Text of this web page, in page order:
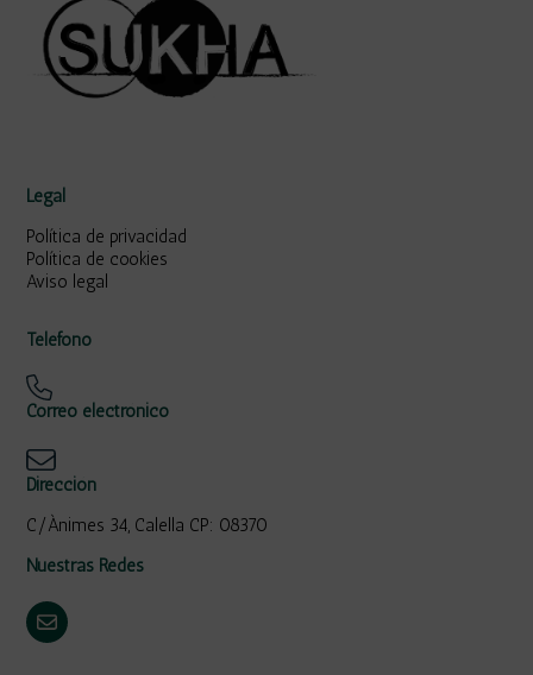
Legal
Política de privacidad
Política de cookies
Aviso legal
Teléfono
Correo electrónico
Dirección
C/Ànimes 34, Calella CP: 08370
Nuestras Redes